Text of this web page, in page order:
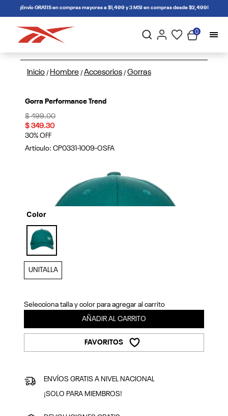
connectif¡Envío GRATIS en compras mayores a $1,499 y 3 MSI en compras desde $2,499!
0
Inicio / Hombre / Accesorios / Gorras
Gorra Performance Trend
Price reduced from
$ 499.00to
$ 349.30
30% OFF
Artículo:CP0331-1009-OSFA
Previous
Color
selected
UNITALLA
Selecciona talla y color para agregar al carrito
AÑADIR AL CARRITO
FAVORITOS
ENVÍOS GRATIS A NIVEL NACIONAL
¡SOLO PARA MIEMBROS!